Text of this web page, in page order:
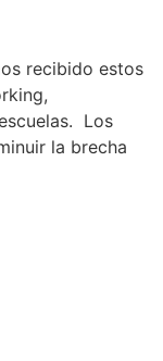
recibido estos
Los
la brecha